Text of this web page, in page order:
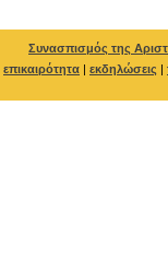
Συνασπισμός της
επικαιρότητα | εκδηλώσεις |